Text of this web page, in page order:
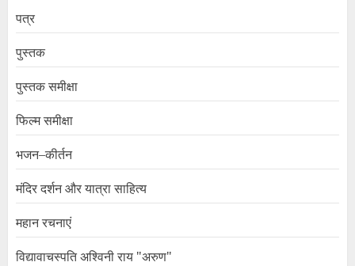
पत्र
पुस्तक
पुस्तक समीक्षा
फिल्म समीक्षा
भजन–कीर्तन
मंदिर दर्शन और यात्रा साहित्य
महान रचनाएं
विद्यावाचस्पति अश्विनी राय "अरुण"